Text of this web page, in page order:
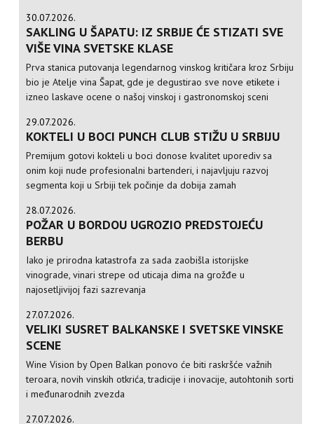
30.07.2026.
SAKLING U ŠAPATU: IZ SRBIJE ĆE STIZATI SVE
VIŠE VINA SVETSKE KLASE
Prva stanica putovanja legendarnog vinskog kritičara kroz Srbiju
bio je Atelje vina Šapat, gde je degustirao sve nove etikete i
izneo laskave ocene o našoj vinskoj i gastronomskoj sceni
29.07.2026.
KOKTELI U BOCI PUNCH CLUB STIŽU U SRBIJU
Premijum gotovi kokteli u boci donose kvalitet uporediv sa
onim koji nude profesionalni bartenderi, i najavljuju razvoj
segmenta koji u Srbiji tek počinje da dobija zamah
28.07.2026.
POŽAR U BORDOU UGROZIO PREDSTOJEĆU
BERBU
Iako je prirodna katastrofa za sada zaobišla istorijske
vinograde, vinari strepe od uticaja dima na grožđe u
najosetljivijoj fazi sazrevanja
27.07.2026.
VELIKI SUSRET BALKANSKE I SVETSKE VINSKE
SCENE
Wine Vision by Open Balkan ponovo će biti raskršće važnih
teroara, novih vinskih otkrića, tradicije i inovacije, autohtonih sorti
i međunarodnih zvezda
27.07.2026.